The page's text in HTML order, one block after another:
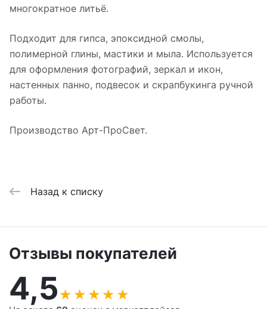
многократное литьё.
Подходит для гипса, эпоксидной смолы,
полимерной глины, мастики и мыла. Используется
для оформления фотографий, зеркал и икон,
настенных панно, подвесок и скрапбукинга ручной
работы.
Производство Арт-ПроСвет.
Назад к списку
Отзывы покупателей
4,5★ ★ ★ ★ ★